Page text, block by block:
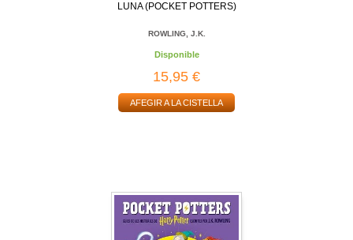
LUNA (POCKET POTTERS)
ROWLING, J.K.
Disponible
15,95 €
AFEGIR A LA CISTELLA